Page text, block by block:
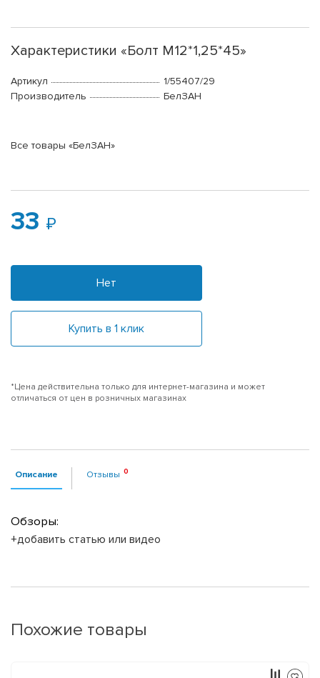
Характеристики «Болт М12*1,25*45»
Артикул
1/55407/29
Производитель
БелЗАН
Все товары «БелЗАН»
33
Нет
Купить в 1 клик
*Цена действительна только для интернет-магазина и может
отличаться от цен в розничных магазинах
Описание Отзывы
Обзоры:
+добавить статью или видео
Похожие товары